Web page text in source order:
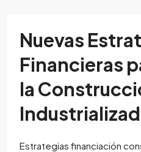
Nuevas
Financieras
la
Estrategias financiación